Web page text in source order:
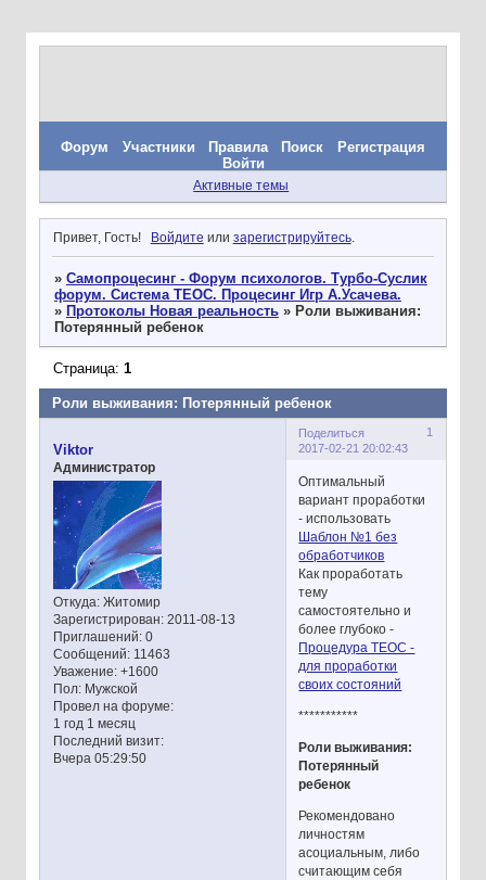
Форум Участники Правила Поиск
Регистрация
Войти
Активные темы
Привет, Гость! Войдите или зарегистрируйтесь.
» Самопроцесинг - Форум психологов. Турбо-Суслик
форум. Система ТЕОС. Процесинг Игр А.Усачева.
» Протоколы Новая реальность » Роли выживания:
Потерянный ребенок
Роли выживания: Потерянный ребенок
Страница: 1
Поделиться
1
2017-02-21 20:02:43
Viktor
Администратор
Откуда:Житомир
Зарегистрирован: 2011-08-13
Приглашений:0
Сообщений:11463
Уважение: +1600
Пол:Мужской
Провел на форуме:
1 год 1 месяц
Последний визит:
Вчера 05:29:50
Оптимальный
вариант проработки
- использовать
Шаблон №1 без
обработчиков
Как проработать
тему
самостоятельно и
более глубоко -
Процедура ТЕОС -
для проработки
своих состояний
***********
Роли выживания:
Потерянный
ребенок
Рекомендовано
личностям
асоциальным, либо
считающим себя